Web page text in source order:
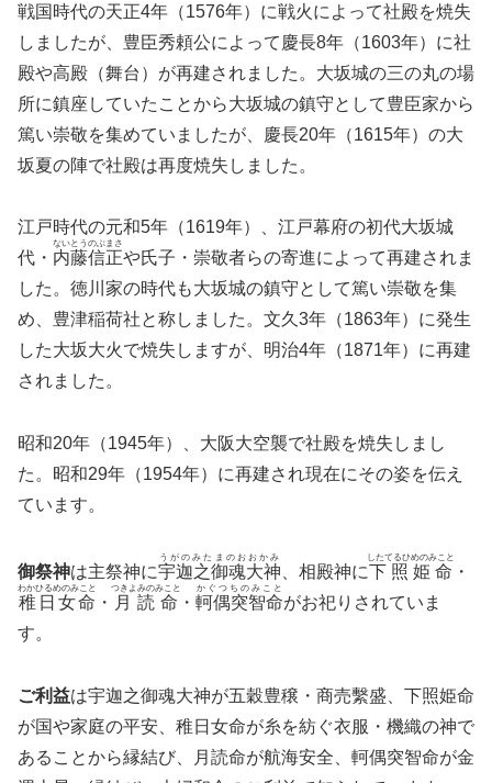
戦国時代の天正4年（1576年）に戦火によって社殿を焼失
しましたが、豊臣秀頼公によって慶長8年（1603年）に社
殿や高殿（舞台）が再建されました。大坂城の三の丸の場
所に鎮座していたことから大坂城の鎮守として豊臣家から
篤い崇敬を集めていましたが、慶長20年（1615年）の大
坂夏の陣で社殿は再度焼失しました。
江戸時代の元和5年（1619年）、江戸幕府の初代大坂城
代・ 内藤信正
ないとうのぶまさ
や氏子・崇敬者らの寄進によって再建されま
した。徳川家の時代も大坂城の鎮守として篤い崇敬を集
め、豊津稲荷社と称しました。文久3年（1863年）に発生
した大坂大火で焼失しますが、明治4年（1871年）に再建
されました。
昭和20年（1945年）、大阪大空襲で社殿を焼失しまし
た。昭和29年（1954年）に再建され現在にその姿を伝え
ています。
御祭神は主祭神に宇迦之御魂大神
うがのみたまのおおかみ
、相殿神に下照姫命
したてるひめのみこと
・
稚日女命
わかひるめのみこと
・ 月読命
つきよみのみこと
・ 軻偶突智命
かぐつちのみこと
がお祀りされていま
す。
ご利益は宇迦之御魂大神が五穀豊穣・商売繫盛、下照姫命
が国や家庭の平安、稚日女命が糸を紡ぐ衣服・機織の神で
あることから縁結び、月読命が航海安全、軻偶突智命が金